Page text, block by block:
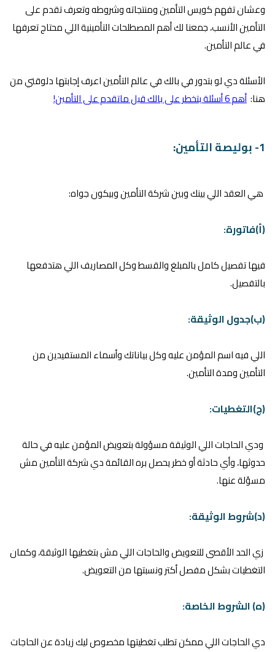
وعشان تفهم كويس التأمين ومنتجاته وشروطه وتعرف تقدم على
التأمين الأنسب، جمعنا لك أهم المصطلحات التأمينية اللي محتاج تعرفها
في عالم التأمين.
الأسئلة دي لو بتدور في بالك في عالم التأمين اعرف إجابتها دلوقتي من
هنا: أهم 6 أسئلة بتخطر على بالك قبل ماتقدم على التأمين!
1- بوليصة التأمين:
هي العقد اللي بينك وبين شركة التأمين وبيكون جواه:
(أ)فاتورة:
فيها تفصيل كامل بالمبلغ والقسط وكل المصاريف اللي هتدفعها
بالتفصيل.
(ب)جدول الوثيقة:
اللي فيه اسم المؤمن عليه وكل بياناتك وأسماء المستفيدين من
التأمين ومدة التأمين.
(ج)التغطيات:
ودي الحاجات اللي الوثيقة مسؤولة بتعويض المؤمن عليه في حالة
حدوثها، وأي حادثة أو خطر يحصل بره القائمة دي شركة التأمين مش
مسؤلة عنها.
(د)شروط الوثيقة:
زي الحد الأقصى للتعويض والحاجات اللي مش بتغطيها الوثيقة، وكمان
التغطيات بشكل مفصل أكتر ونسبتها من التعويض.
(ه) الشروط الخاصة:
دي الحاجات اللي ممكن تطلب تغطيتها مخصوص ليك زيادة عن الحاجات